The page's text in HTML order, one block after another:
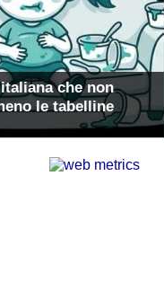
che non
le tabelline